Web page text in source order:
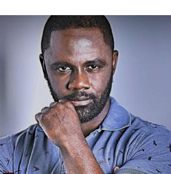
| Distributed byMyBloggerThemes